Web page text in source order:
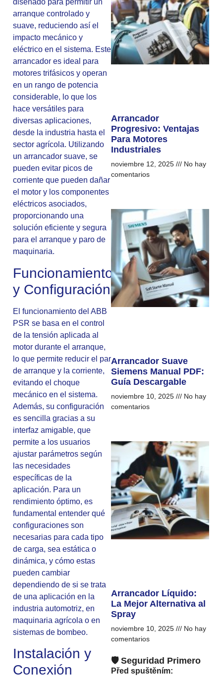
diseñado para permitir un
arranque controlado y
suave, reduciendo así el
impacto mecánico y
eléctrico en el sistema. Este
arrancador es ideal para
motores trifásicos y operan
en un rango de potencia
considerable, lo que los
hace versátiles para
diversas aplicaciones,
desde la industria hasta el
sector agrícola. Utilizando
un arrancador suave, se
pueden evitar picos de
corriente que pueden dañar
el motor y los componentes
eléctricos asociados,
proporcionando una
solución eficiente y segura
para el arranque y paro de
maquinaria.
Funcionamiento
y Configuración
El funcionamiento del ABB
PSR se basa en el control
de la tensión aplicada al
motor durante el arranque,
lo que permite reducir el par
de arranque y la corriente,
evitando el choque
mecánico en el sistema.
Además, su configuración
es sencilla gracias a su
interfaz amigable, que
permite a los usuarios
ajustar parámetros según
las necesidades
específicas de la
aplicación. Para un
rendimiento óptimo, es
fundamental entender qué
configuraciones son
necesarias para cada tipo
de carga, sea estática o
dinámica, y cómo estas
pueden cambiar
dependiendo de si se trata
de una aplicación en la
industria automotriz, en
maquinaria agrícola o en
sistemas de bombeo.
Instalación y
Conexión
Arrancador
Progresivo: Ventajas
Para Motores
Industriales
noviembre 12, 2025
No hay
comentarios
Arrancador Suave
Siemens Manual PDF:
Guía Descargable
noviembre 10, 2025
No hay
comentarios
Arrancador Líquido:
La Mejor Alternativa al
Spray
noviembre 10, 2025
No hay
comentarios
🛡️ Seguridad Primero
Před spuštěním: